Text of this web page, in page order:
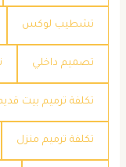
تشطيب لوكس
تصميم داخلي
تكلفة ترميم بيت
تكلفة ترميم منزل